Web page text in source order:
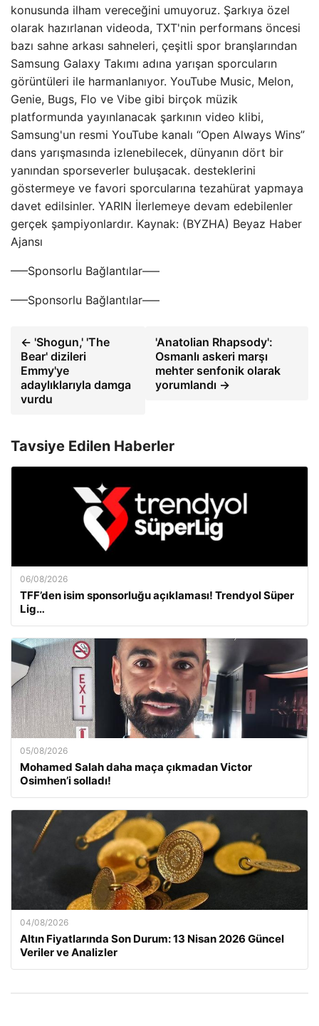
konusunda ilham vereceğini umuyoruz. Şarkıya özel
olarak hazırlanan videoda, TXT'nin performans öncesi
bazı sahne arkası sahneleri, çeşitli spor branşlarından
Samsung Galaxy Takımı adına yarışan sporcuların
görüntüleri ile harmanlanıyor. YouTube Music, Melon,
Genie, Bugs, Flo ve Vibe gibi birçok müzik
platformunda yayınlanacak şarkının video klibi,
Samsung'un resmi YouTube kanalı “Open Always Wins”
dans yarışmasında izlenebilecek, dünyanın dört bir
yanından sporseverler buluşacak. desteklerini
göstermeye ve favori sporcularına tezahürat yapmaya
davet edilsinler. YARIN İlerlemeye devam edebilenler
gerçek şampiyonlardır. Kaynak: (BYZHA) Beyaz Haber
Ajansı
—–Sponsorlu Bağlantılar—–
—–Sponsorlu Bağlantılar—–
← 'Shogun,' 'The
Bear' dizileri
Emmy'ye
adaylıklarıyla damga
vurdu
'Anatolian Rhapsody':
Osmanlı askeri marşı
mehter senfonik olarak
yorumlandı →
Tavsiye Edilen Haberler
06/08/2026
TFF’den isim sponsorluğu açıklaması! Trendyol Süper
Lig…
05/08/2026
Mohamed Salah daha maça çıkmadan Victor
Osimhen’i solladı!
04/08/2026
Altın Fiyatlarında Son Durum: 13 Nisan 2026 Güncel
Veriler ve Analizler